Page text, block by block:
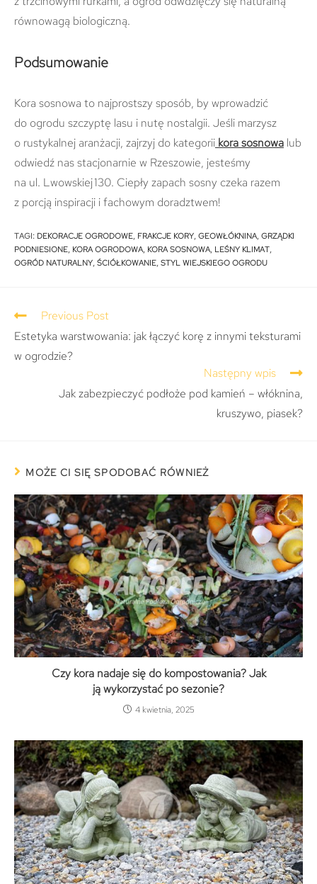
równowagą biologiczną.
Podsumowanie
Kora sosnowa to najprostszy sposób, by wprowadzić
do ogrodu szczyptę lasu i nutę nostalgii. Jeśli marzysz
o rustykalnej aranżacji, zajrzyj do kategorii kora sosnowa lub
odwiedź nas stacjonarnie w Rzeszowie, jesteśmy
na ul. Lwowskiej 130. Ciepły zapach sosny czeka razem
z porcją inspiracji i fachowym doradztwem!
TAGI: DEKORACJE OGRODOWE, FRAKCJE KORY, GEOWŁÓKNINA, GRZĄDKI
PODNIESIONE, KORA OGRODOWA, KORA SOSNOWA, LEŚNY KLIMAT,
OGRÓD NATURALNY, ŚCIÓŁKOWANIE, STYL WIEJSKIEGO OGRODU
Previous Post
Estetyka warstwowania: jak łączyć korę z innymi teksturami
w ogrodzie?
Następny wpis
Jak zabezpieczyć podłoże pod kamień – włóknina,
kruszywo, piasek?
MOŻE CI SIĘ SPODOBAĆ RÓWNIEŻ
Czy kora nadaje się do kompostowania? Jak
ją wykorzystać po sezonie?
4 kwietnia, 2025